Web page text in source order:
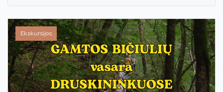
Ekskursijos